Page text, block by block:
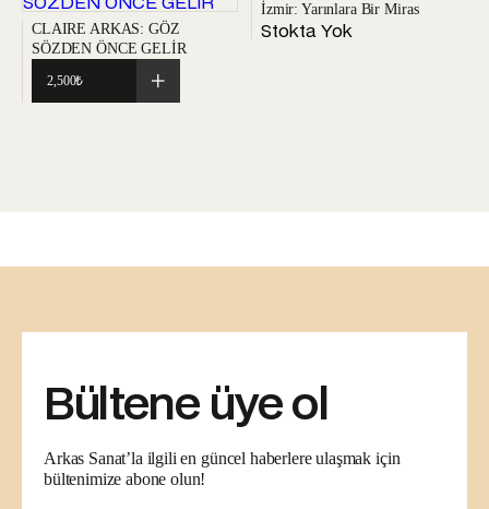
CLAIRE ARKAS: GÖZ
SÖZDEN ÖNCE GELİR
2,500₺
İzmir: Yarınlara Bir Miras
Stokta Yok
Bültene üye ol
Arkas Sanat’la ilgili en güncel haberlere ulaşmak için
bültenimize abone olun!